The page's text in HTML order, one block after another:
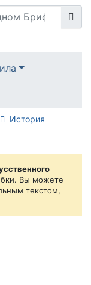
История
Вы можете
текстом,